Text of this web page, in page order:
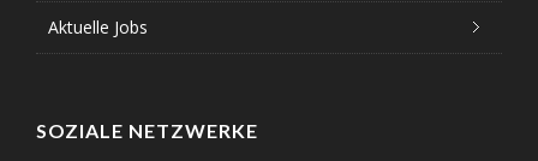
Aktuelle Jobs
SOZIALE NETZWERKE